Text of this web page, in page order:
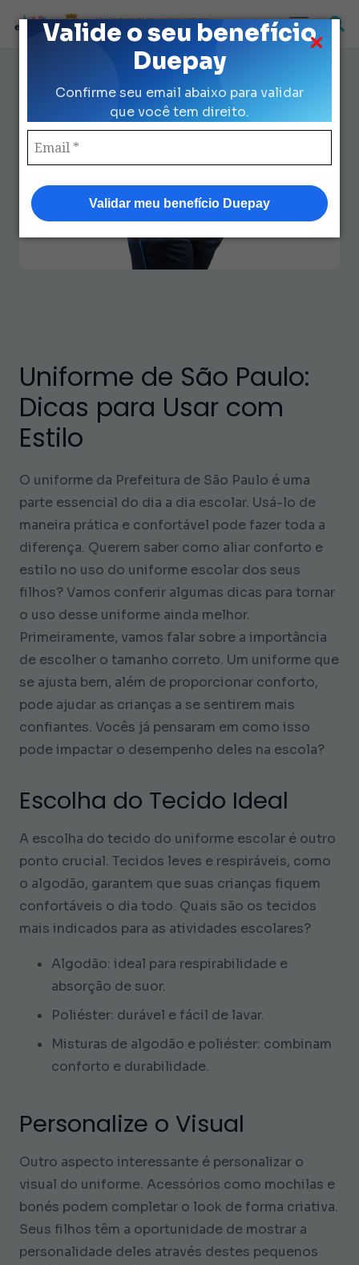
Valide o seu benefício
Duepay
Confirme seu email abaixo para validar
que você tem direito.
Validar meu benefício Duepay
Loja Credenciada para auxilio Uniforme
e Kit Escolar da Prefeitura de São Paulo
Uniforme da Prefeitura de São
Paulo: Dicas para Usar com
Estilo
Uniforme de São Paulo:
Dicas para Usar com
Estilo
O uniforme da Prefeitura de São Paulo é uma
parte essencial do dia a dia escolar. Usá-lo de
maneira prática e confortável pode fazer toda a
diferença. Querem saber como aliar conforto e
estilo no uso do uniforme escolar dos seus
filhos? Vamos conferir algumas dicas para tornar
o uso desse uniforme ainda melhor.
Primeiramente, vamos falar sobre a importância
de escolher o tamanho correto. Um uniforme que
se ajusta bem, além de proporcionar conforto,
pode ajudar as crianças a se sentirem mais
confiantes. Vocês já pensaram em como isso
pode impactar o desempenho deles na escola?
Escolha do Tecido Ideal
A escolha do tecido do uniforme escolar é outro
ponto crucial. Tecidos leves e respiráveis, como
o algodão, garantem que suas crianças fiquem
confortáveis o dia todo. Quais são os tecidos
mais indicados para as atividades escolares?
Algodão: ideal para respirabilidade e
absorção de suor.
Poliéster: durável e fácil de lavar.
Misturas de algodão e poliéster: combinam
conforto e durabilidade.
Personalize o Visual
Outro aspecto interessante é personalizar o
visual do uniforme. Acessórios como mochilas e
bonés podem completar o look de forma criativa.
Seus filhos têm a oportunidade de mostrar a
personalidade deles através destes pequenos